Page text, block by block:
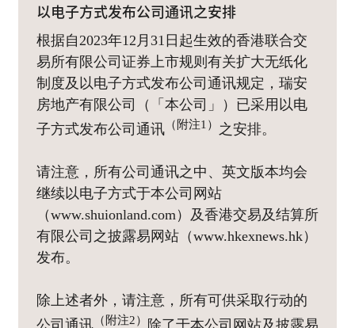
以电子方式发布公司通讯之安排
根据自2023年12月31日起生效的香港联合交
易所有限公司证券上市规则有关扩大无纸化
制度及以电子方式发布公司通讯规定，瑞安
房地产有限公司（「本公司」）已采用以电
子方式发布公司通讯 （附注1） 之安排。
请注意，所有公司通讯之中、英文版本均会
继续以电子方式于本公司网站
（www.shuionland.com）及香港交易及结算所
有限公司之披露易网站（www.hkexnews.hk）
发布。
除上述者外，请注意，所有可供采取行动的
（附注2）